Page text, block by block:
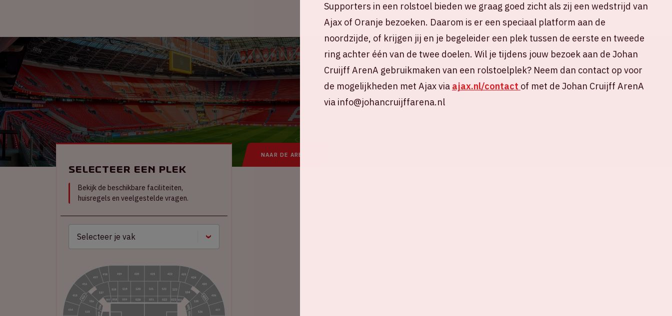
NAAR DE ARENA
Selecteer een plek
Bekijk de beschikbare faciliteiten,
huisregels en veelgestelde vragen.
Supporters in een rolstoel bieden we graag goed zicht als zij een wedstrijd van
Ajax of Oranje bezoeken. Daarom is er een speciaal platform aan de
noordzijde, of krijgen jij en je begeleider een plek tussen de eerste en tweede
ring achter één van de twee doelen. Wil je tijdens jouw bezoek aan de Johan
Cruijff ArenA gebruikmaken van een rolstoelplek? Neem dan contact op voor
de mogelijkheden met Ajax via ajax.nl/contact of met de Johan Cruijff ArenA
via info@johancruijffarena.nl